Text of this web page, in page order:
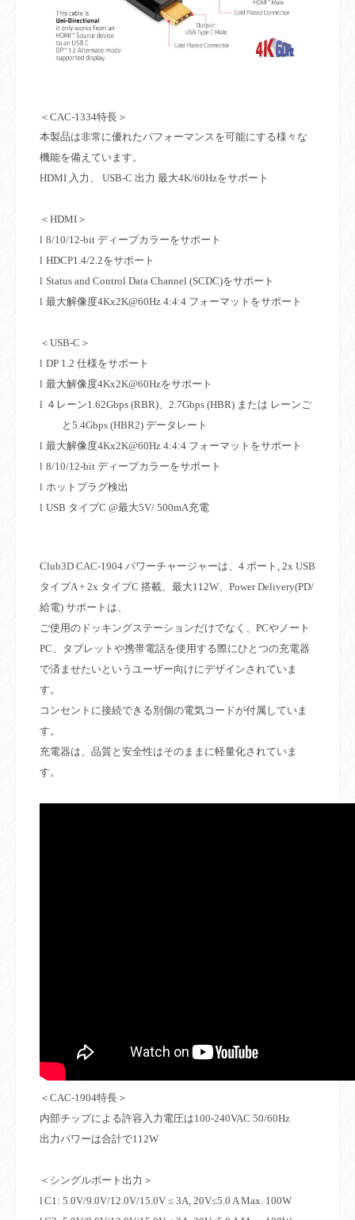
＜ CAC-1334特長＞
本製品は非常に優れたパフォーマンスを可能にする様々な
機能を備えています。
HDMI 入力、 USB-C 出力 最大4K/60Hzをサポート
＜ HDMI ＞
l 8/10/12-bit ディープカラーをサポート
l HDCP1.4/2.2をサポート
l Status and Control Data Channel (SCDC)をサポート
l 最大解像度4Kx2K@60Hz 4:4:4 フォーマットをサポート
＜ USB-C ＞
l DP 1.2 仕様をサポート
l 最大解像度4Kx2K@60Hzをサポート
l ４レーン1.62Gbps (RBR)、 2.7Gbps (HBR) または レーンご
と 5.4Gbps (HBR2) データレート
l 最大解像度4Kx2K@60Hz 4:4:4 フォーマットをサポート
l 8/10/12-bit ディープカラーをサポート
l ホットプラグ検出
l USB タイプC @最大5V/ 500mA充電
Club3D CAC-1904 パワーチャージャーは、 4 ポート , 2x USB
タイプA + 2x タイプC 搭載、最大112W、 Power Delivery(PD/
給電) サポートは、
ご使用のドッキングステーションだけでなく、 PCやノート
PC、タブレットや携帯電話を使用する際にひとつの充電器
で済ませたいというユーザー向けにデザインされていま
す。
コンセントに接続できる別個の電気コードが付属していま
す。
充電器は、品質と安全性はそのままに軽量化されていま
す。
＜ CAC-1904特長＞
内部チップによる許容入力電圧は100-240VAC 50/60Hz
出力パワーは合計で112W
＜シングルポート出力＞
l C1: 5.0V/9.0V/12.0V/15.0V ≤ 3A, 20V≤5.0 A Max. 100W